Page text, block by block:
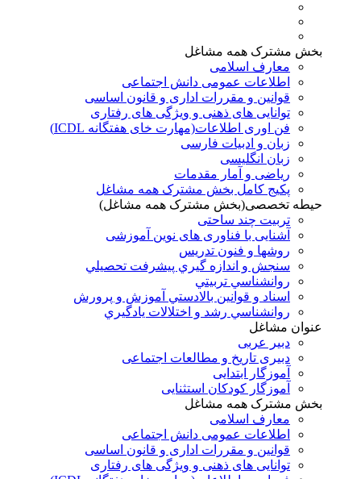
بخش مشترک همه مشاغل
معارف اسلامی
اطلاعات عمومی دانش اجتماعی
قوانین و مقررات اداری و قانون اساسی
توانایی های ذهنی و ویژگی های رفتاری
فن اوری اطلاعات(مهارت خای هفتگانه ICDL)
زبان و ادبیات فارسی
زبان انگلیسی
ریاضی و آمار مقدمات
پکیج کامل بخش مشترک همه مشاغل
حیطه تخصصی(بخش مشترک همه مشاغل)
تربیت چند ساحتی
آشنایی با فناوری های نوین آموزشی
روشها و فنون تدريس
سنجش و اندازه گيري پيشرفت تحصيلي
روانشناسي تربيتي
اسناد و قوانين بالادستي آموزش و پرورش
روانشناسي رشد و اختلالات يادگيري
عنوان مشاغل
دبير عربی
دبیری تاریخ و مطالعات اجتماعی
آموزگار ابتدایی
آموزگار کودکان استثنایی
بخش مشترک همه مشاغل
معارف اسلامی
اطلاعات عمومی دانش اجتماعی
قوانین و مقررات اداری و قانون اساسی
توانایی های ذهنی و ویژگی های رفتاری